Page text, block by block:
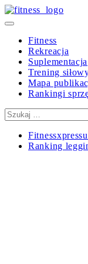
Skip
to
Primary
Fitness
Rekreacja
Suplementacja
Trening
Mapa
Rankingi
Szukaj:
Ranking